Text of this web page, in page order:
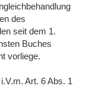
des
seit dem 1.
Buches
vorliege.
Art. 6 Abs. 1